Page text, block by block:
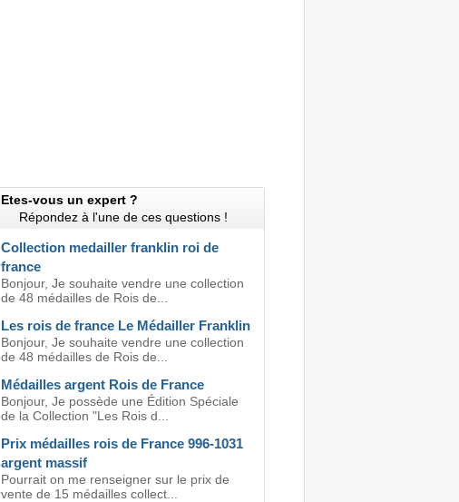
Etes-vous un expert ?
Répondez à l'une de ces questions !
Collection medailler franklin roi de
france
Bonjour, Je souhaite vendre une collection
de 48 médailles de Rois de...
Les rois de france Le Médailler Franklin
Bonjour, Je souhaite vendre une collection
de 48 médailles de Rois de...
Médailles argent Rois de France
Bonjour, Je possède une Édition Spéciale
de la Collection "Les Rois d...
Prix médailles rois de France 996-1031
argent massif
Pourrait on me renseigner sur le prix de
vente de 15 médailles collect...